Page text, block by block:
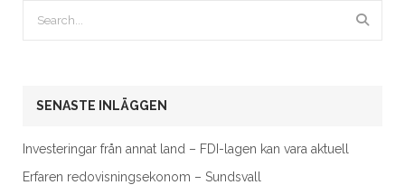
SENASTE INLÄGGEN
Investeringar från annat land – FDI-lagen kan vara aktuell
Erfaren redovisningsekonom – Sundsvall